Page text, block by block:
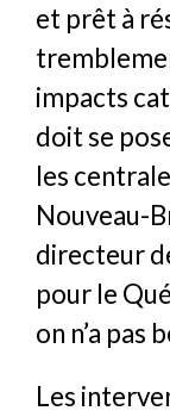
et prêt à
impacts
doit se
les
Nouveau-
directeur
pour le
on n’a pas
Les